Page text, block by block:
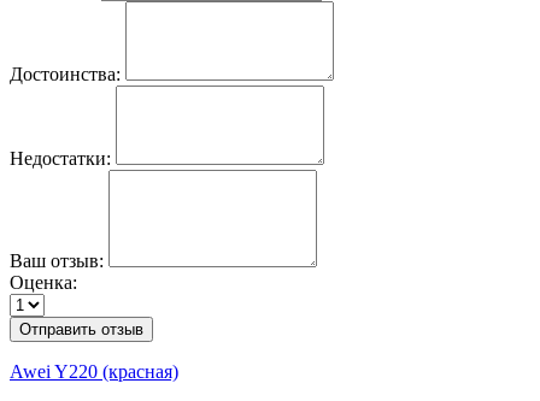
Достоинства:
Недостатки:
Ваш отзыв:
Оценка:
Отправить отзыв
Awei Y220 (красная)